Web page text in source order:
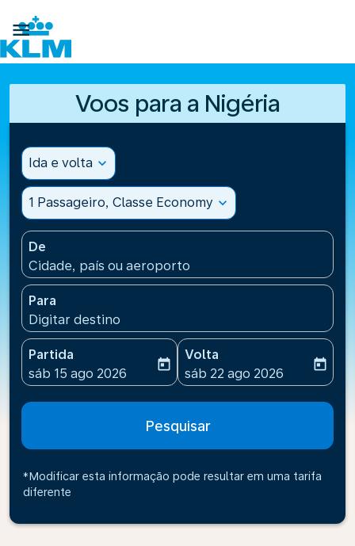

Voos para a Nigéria
Ida e volta expand_more
1 Passageiro, Classe Economy expand_more
De
Cidade, país ou aeroporto
Para
Digitar destino
Partida
fc-booking-departure-date-aria-label
sáb 15 ago 2026
today
Volta
fc-booking-return-date-
sáb 22 ago 2026
today
Pesquisar
*Modificar esta informação pode resultar em uma tarifa
diferente